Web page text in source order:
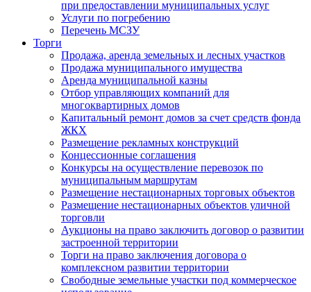
при предоставлении муниципальных услуг
Услуги по погребению
Перечень МСЗУ
Торги
Продажа, аренда земельных и лесных участков
Продажа муниципального имущества
Аренда муниципальной казны
Отбор управляющих компаний для
многоквартирных домов
Капитальный ремонт домов за счет средств фонда
ЖКХ
Размещение рекламных конструкций
Концессионные соглашения
Конкурсы на осуществление перевозок по
муниципальным маршрутам
Размещение нестационарных торговых объектов
Размещение нестационарных объектов уличной
торговли
Аукционы на право заключить договор о развитии
застроенной территории
Торги на право заключения договора о
комплексном развитии территории
Свободные земельные участки под коммерческое